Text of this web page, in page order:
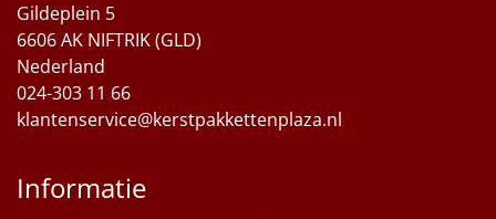
Gildeplein 5
6606 AK NIFTRIK (GLD)
Nederland
024-303 11 66
klantenservice@kerstpakkettenplaza.nl
Informatie